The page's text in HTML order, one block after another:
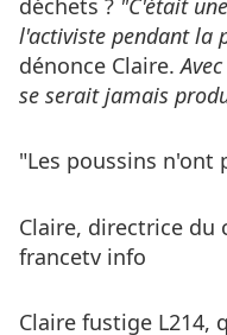
déchets ? "C'était
l'activiste pendant la
dénonce Claire.
se serait jamais
"Les poussins n'ont
Claire, directrice du
francetv info
Claire fustige L214,